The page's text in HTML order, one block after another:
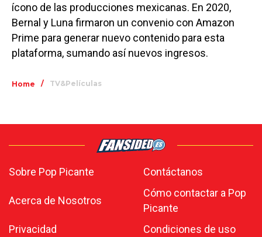
ícono de las producciones mexicanas. En 2020,
Bernal y Luna firmaron un convenio con Amazon
Prime para generar nuevo contenido para esta
plataforma, sumando así nuevos ingresos.
Home / TV&Películas
Sobre Pop Picante Contáctanos
Acerca de Nosotros
Cómo contactar a Pop
Picante
Privacidad
Condiciones de uso